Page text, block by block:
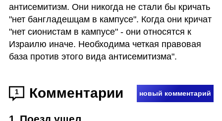
антисемитизм. Они никогда не стали бы кричать
"нет бангладешцам в кампусе". Когда они кричат
"нет сионистам в кампусе" - они относятся к
Израилю иначе. Необходима четкая правовая
база против этого вида антисемитизма".
1 Комментарии новый комментарий